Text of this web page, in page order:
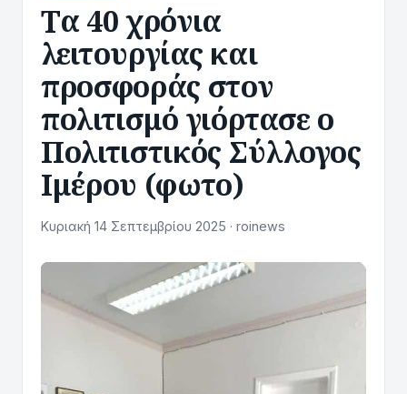
Τα 40 χρόνια
λειτουργίας και
προσφοράς στον
πολιτισμό γιόρτασε ο
Πολιτιστικός Σύλλογος
Ιμέρου (φωτο)
Κυριακή 14 Σεπτεμβρίου 2025 · roinews